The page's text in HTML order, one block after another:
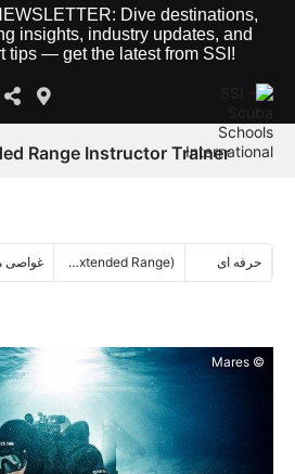
Dive destinations,
insights, industry updates, and
tips — get the latest from SSI!
Range Instructor Trainer
حرفه ای (Extended Range) فراتر از محدوده
© Mares